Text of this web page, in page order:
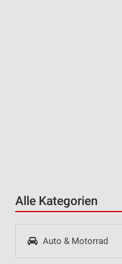
Alle Kategorien
Auto & Motorrad